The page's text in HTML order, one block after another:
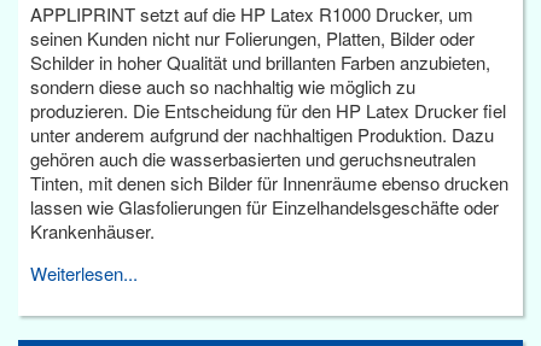
APPLIPRINT setzt auf die HP Latex R1000 Drucker, um
seinen Kunden nicht nur Folierungen, Platten, Bilder oder
Schilder in hoher Qualität und brillanten Farben anzubieten,
sondern diese auch so nachhaltig wie möglich zu
produzieren. Die Entscheidung für den HP Latex Drucker fiel
unter anderem aufgrund der nachhaltigen Produktion. Dazu
gehören auch die wasserbasierten und geruchsneutralen
Tinten, mit denen sich Bilder für Innenräume ebenso drucken
lassen wie Glasfolierungen für Einzelhandelsgeschäfte oder
Krankenhäuser.
Weiterlesen...